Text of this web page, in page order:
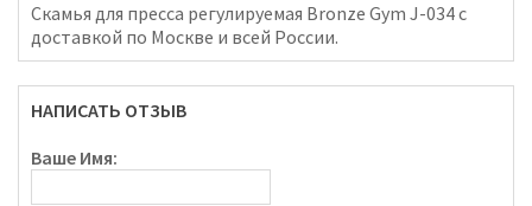
Скамья для пресса регулируемая Bronze Gym J-034 с
доставкой по Москве и всей России.
НАПИСАТЬ ОТЗЫВ
Ваше Имя: